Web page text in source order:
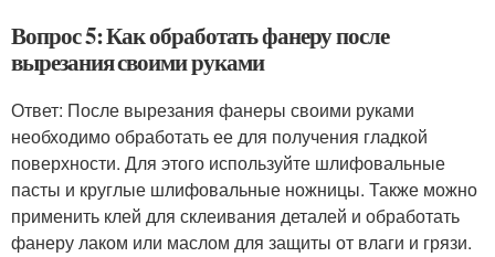
Вопрос 5: Как обработать фанеру после
вырезания своими руками
Ответ: После вырезания фанеры своими руками
необходимо обработать ее для получения гладкой
поверхности. Для этого используйте шлифовальные
пасты и круглые шлифовальные ножницы. Также можно
применить клей для склеивания деталей и обработать
фанеру лаком или маслом для защиты от влаги и грязи.